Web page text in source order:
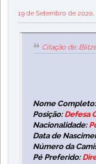
19 de Setembro de 2020,
Citação de:
Nome Completo:
Posição: Defesa
Nacionalidade:
Data de
Número da
Pé Preferido: